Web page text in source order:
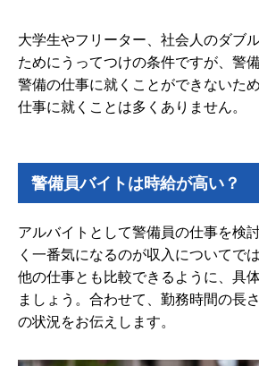
大学生やフリーター、社会人のダブ
ためにうってつけの条件ですが、警
警備の仕事に就くことができないた
仕事に就くことは多くありません。
警備員バイトは時給が高い？
アルバイトとして警備員の仕事を検
く一番気になるのが収入についてで
他の仕事とも比較できるように、具
ましょう。合わせて、勤務時間の長
の状況をお伝えします。